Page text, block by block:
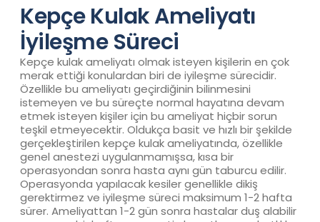
Kepçe Kulak Ameliyatı
İyileşme Süreci
Kepçe kulak ameliyatı olmak isteyen kişilerin en çok
merak ettiği konulardan biri de iyileşme sürecidir.
Özellikle bu ameliyatı geçirdiğinin bilinmesini
istemeyen ve bu süreçte normal hayatına devam
etmek isteyen kişiler için bu ameliyat hiçbir sorun
teşkil etmeyecektir. Oldukça basit ve hızlı bir şekilde
gerçekleştirilen kepçe kulak ameliyatında, özellikle
genel anestezi uygulanmamışsa, kısa bir
operasyondan sonra hasta aynı gün taburcu edilir.
Operasyonda yapılacak kesiler genellikle dikiş
gerektirmez ve iyileşme süreci maksimum 1-2 hafta
sürer. Ameliyattan 1-2 gün sonra hastalar duş alabilir